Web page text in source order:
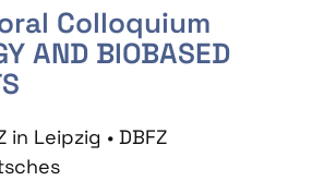
Colloquium
AND BIOBASED
in Leipzig • DBFZ